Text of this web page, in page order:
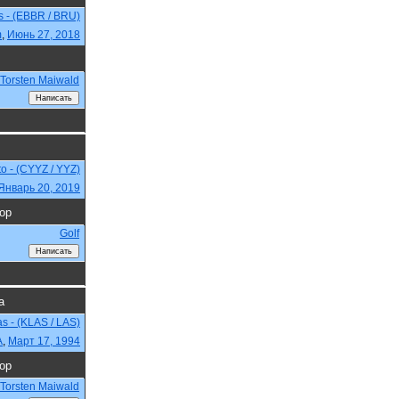
- (EBBR / BRU)
, Июнь 27, 2018
Torsten Maiwald
- (CYYZ / YYZ)
20, 2019
Golf
- (KLAS / LAS)
, Март 17, 1994
Torsten Maiwald